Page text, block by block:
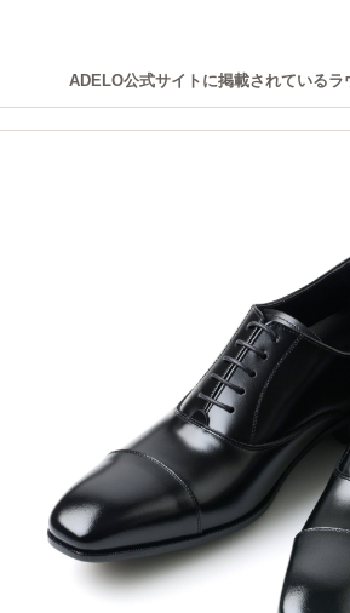
ADELO公式サイトに掲載されている